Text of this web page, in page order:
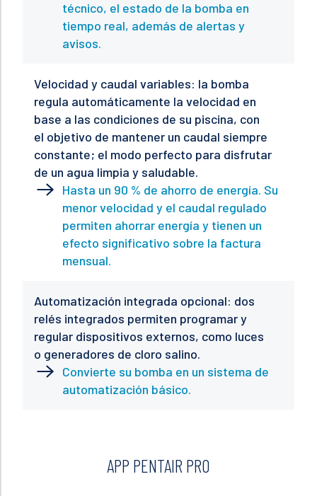
técnico, el estado de la bomba en
tiempo real, además de alertas y
avisos.
Velocidad y caudal variables: la bomba
regula automáticamente la velocidad en
base a las condiciones de su piscina, con
el objetivo de mantener un caudal siempre
constante; el modo perfecto para disfrutar
de un agua limpia y saludable.
Hasta un 90 % de ahorro de energía. Su
menor velocidad y el caudal regulado
permiten ahorrar energía y tienen un
efecto significativo sobre la factura
mensual.
Automatización integrada opcional: dos
relés integrados permiten programar y
regular dispositivos externos, como luces
o generadores de cloro salino.
Convierte su bomba en un sistema de
automatización básico.
APP PENTAIR PRO